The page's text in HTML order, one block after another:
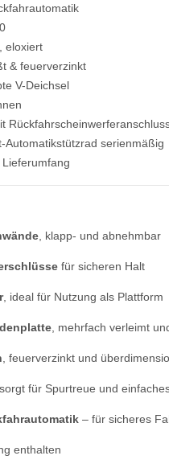
eloxiert
& feuerverzinkt
V-Deichsel
Automatikstützrad serienmäßig
, klapp- und abnehmbar
für sicheren Halt
, ideal für Nutzung als Plattform
, mehrfach verleimt
, feuerverzinkt und
für Spurtreue und
– für sicheres
enthalten